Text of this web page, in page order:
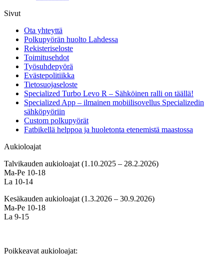
Sivut
Ota yhteyttä
Polkupyörän huolto Lahdessa
Rekisteriseloste
Toimitusehdot
Työsuhdepyörä
Evästepolitiikka
Tietosuojaseloste
Specialized Turbo Levo R – Sähköinen ralli on täällä!
Specialized App – ilmainen mobiilisovellus Specializedin
sähköpyöriin
Custom polkupyörät
Fatbikellä helppoa ja huoletonta etenemistä maastossa
Aukioloajat
Talvikauden aukioloajat (1.10.2025 – 28.2.2026)
Ma-Pe 10-18
La 10-14
Kesäkauden aukioloajat (1.3.2026 – 30.9.2026)
Ma-Pe 10-18
La 9-15
Poikkeavat aukioloajat: